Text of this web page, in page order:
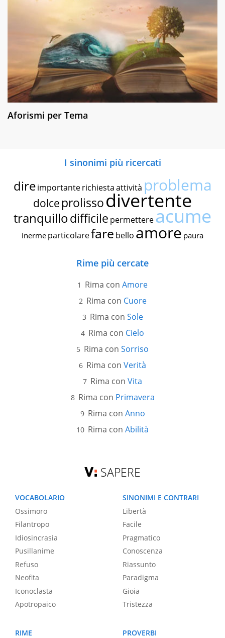
Aforismi per Tema
I sinonimi più ricercati
dire importante richiestaattività problema
dolce prolissodivertente
tranquillodifficile permettereacume
inerme particolarefare bello amore paura
Rime più cercate
Rima con Amore
Rima con Cuore
Rima con Sole
Rima con Cielo
Rima con Sorriso
Rima con Verità
Rima con Vita
Rima con Primavera
Rima con Anno
Rima con Abilità
SAPERE
VOCABOLARIO
Ossimoro
Filantropo
Idiosincrasia
Pusillanime
Refuso
Neofita
Iconoclasta
Apotropaico
SINONIMI E CONTRARI
Libertà
Facile
Pragmatico
Conoscenza
Riassunto
Paradigma
Gioia
Tristezza
RIME
PROVERBI